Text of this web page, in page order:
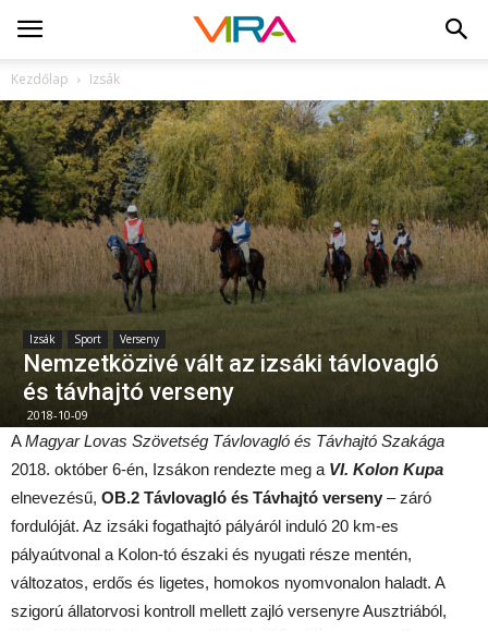
Kezdőlap Izsák
Izsák Sport Verseny
Nemzetközivé vált az izsáki távlovagló
és távhajtó verseny
2018-10-09
AMagyar Lovas Szövetség Távlovagló és Távhajtó Szakága
2018. október 6-én, Izsákon rendezte meg a VI. Kolon Kupa
elnevezésű, OB.2 Távlovagló és Távhajtó verseny – záró
fordulóját. Az izsáki fogathajtó pályáról induló 20 km-es
pályaútvonal a Kolon-tó északi és nyugati része mentén,
változatos, erdős és ligetes, homokos nyomvonalon haladt. A
szigorú állatorvosi kontroll mellett zajló versenyre Ausztriából,